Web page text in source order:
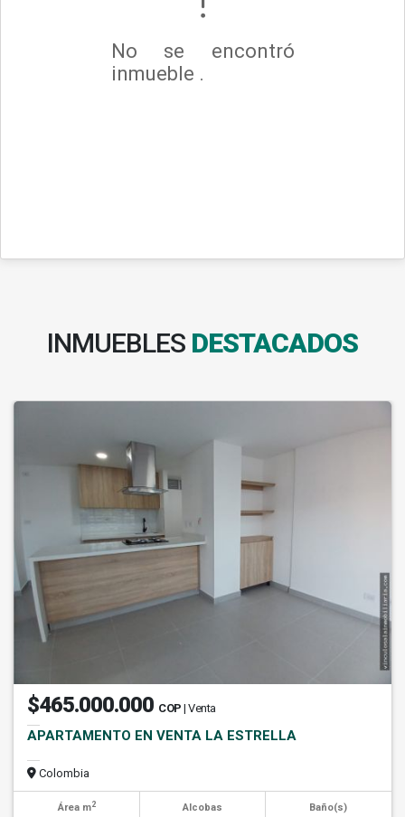
No se encontró
inmueble .
INMUEBLES DESTACADOS
$465.000.000 COP | Venta
APARTAMENTO EN VENTA LA ESTRELLA
Colombia
Área m2 Alcobas Baño(s)